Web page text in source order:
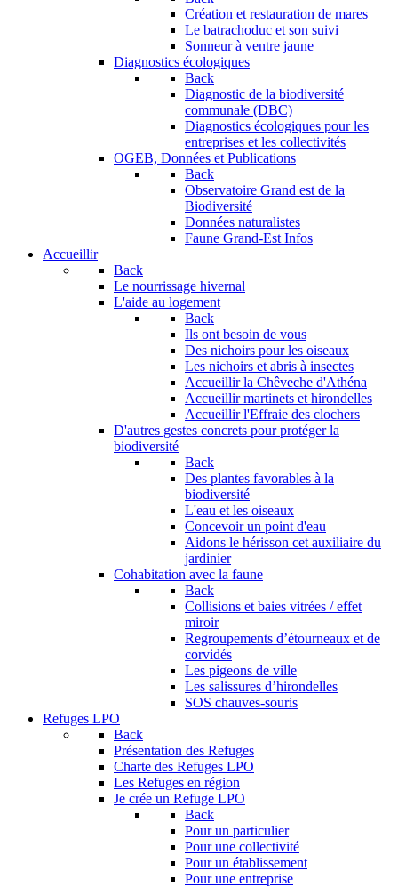
Création et restauration de mares
Le batrachoduc et son suivi
Sonneur à ventre jaune
Diagnostics écologiques
Back
Diagnostic de la biodiversité
communale (DBC)
Diagnostics écologiques pour les
entreprises et les collectivités
OGEB, Données et Publications
Back
Observatoire Grand est de la
Biodiversité
Données naturalistes
Faune Grand-Est Infos
Accueillir
Back
Le nourrissage hivernal
L'aide au logement
Back
Ils ont besoin de vous
Des nichoirs pour les oiseaux
Les nichoirs et abris à insectes
Accueillir la Chêveche d'Athéna
Accueillir martinets et hirondelles
Accueillir l'Effraie des clochers
D'autres gestes concrets pour protéger la
biodiversité
Back
Des plantes favorables à la
biodiversité
L'eau et les oiseaux
Concevoir un point d'eau
Aidons le hérisson cet auxiliaire du
jardinier
Cohabitation avec la faune
Back
Collisions et baies vitrées / effet
miroir
Regroupements d’étourneaux et de
corvidés
Les pigeons de ville
Les salissures d’hirondelles
SOS chauves-souris
Refuges LPO
Back
Présentation des Refuges
Charte des Refuges LPO
Les Refuges en région
Je crée un Refuge LPO
Back
Pour un particulier
Pour une collectivité
Pour un établissement
Pour une entreprise